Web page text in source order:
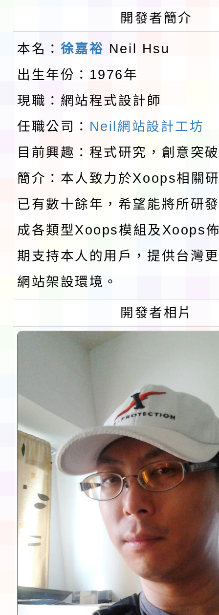
第3次招考代課鐘點教
告(不再辦理後續甄選)
檢送「桃園市115學年
賽實施要點」1份
本市「115學年度學生
程安排一案
「桃園市補助參觀特色
展演活動實施計畫」
請一案
教育部校安中心白海豚
報
淨零綠領人才培育課程
檢送桃園市115學年度
及師生本土語及新住民
實施要點各1份
115年食農教育專業人
函轉國家通訊傳播委員
鎮韌性（防空）演習－
速演練執行計畫」
「115年金融知識線上
法」
本校115學年度第1學
第3次招考代課鐘點教
告(不再辦理後續甄選)
檢送「桃園市115學年
賽實施要點」1份
本市「115學年度學生
程安排一案
「桃園市補助參觀特色
展演活動實施計畫」
請一案
開發者簡介
本名： 徐嘉裕 Neil Hsu
出生年份：1976年
現職：網站程式設計師
任職公司： Neil網站設計工坊
目前興趣：程式研究，創意突
簡介：本人致力於Xoops相關
已有數十餘年，希望能將所研
成各類型Xoops模組及Xoops
期支持本人的用戶，提供台灣
網站架設環境。
開發者相片